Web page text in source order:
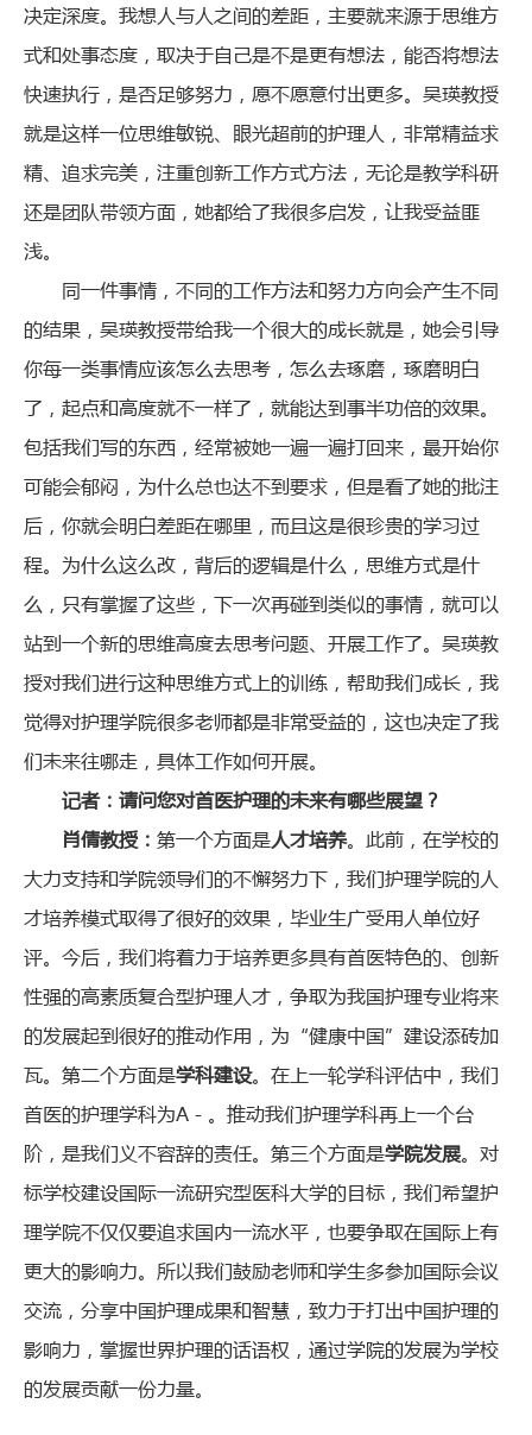
决定深度。我想人与人之间的差距，主要就来源于思维方
式和处事态度，取决于自己是不是更有想法，能否将想法
快速执行，是否足够努力，愿不愿意付出更多。吴瑛教授
就是这样一位思维敏锐、眼光超前的护理人，非常精益求
精、追求完美，注重创新工作方式方法，无论是教学科研
还是团队带领方面，她都给了我很多启发，让我受益匪
浅。
同一件事情，不同的工作方法和努力方向会产生不同
的结果，吴瑛教授带给我一个很大的成长就是，她会引导
你每一类事情应该怎么去思考，怎么去琢磨，琢磨明白
了，起点和高度就不一样了，就能达到事半功倍的效果。
包括我们写的东西，经常被她一遍一遍打回来，最开始你
可能会郁闷，为什么总也达不到要求，但是看了她的批注
后，你就会明白差距在哪里，而且这是很珍贵的学习过
程。为什么这么改，背后的逻辑是什么，思维方式是什
么，只有掌握了这些，下一次再碰到类似的事情，就可以
站到一个新的思维高度去思考问题、开展工作了。吴瑛教
授对我们进行这种思维方式上的训练，帮助我们成长，我
觉得对护理学院很多老师都是非常受益的，这也决定了我
们未来往哪走，具体工作如何开展。
记者：请问您对首医护理的未来有哪些展望？
肖倩教授： 第一个方面是人才培养。此前，在学校的
大力支持和学院领导们的不懈努力下，我们护理学院的人
才培养模式取得了很好的效果，毕业生广受用人单位好
评。今后，我们将着力于培养更多具有首医特色的、创新
性强的高素质复合型护理人才，争取为我国护理专业将来
的发展起到很好的推动作用，为“健康中国”建设添砖加
瓦。第二个方面是学科建设。在上一轮学科评估中，我们
首医的护理学科为A－。推动我们护理学科再上一个台
阶，是我们义不容辞的责任。第三个方面是学院发展。对
标学校建设国际一流研究型医科大学的目标，我们希望护
理学院不仅仅要追求国内一流水平，也要争取在国际上有
更大的影响力。所以我们鼓励老师和学生多参加国际会议
交流，分享中国护理成果和智慧，致力于打出中国护理的
影响力，掌握世界护理的话语权，通过学院的发展为学校
的发展贡献一份力量。